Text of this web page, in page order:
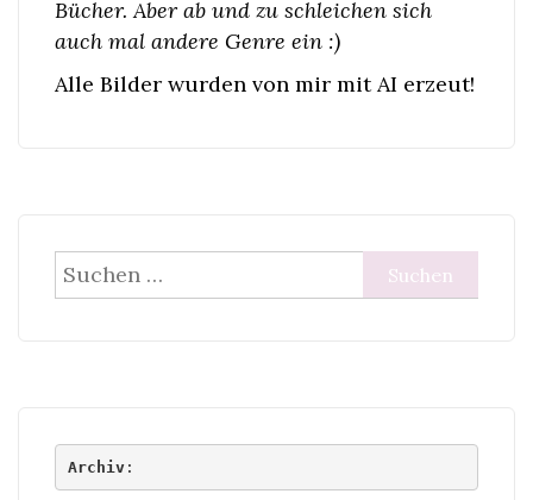
Bücher. Aber ab und zu schleichen sich
auch mal andere Genre ein :)
Alle Bilder wurden von mir mit AI erzeut!
Suchen
nach:
Archiv: